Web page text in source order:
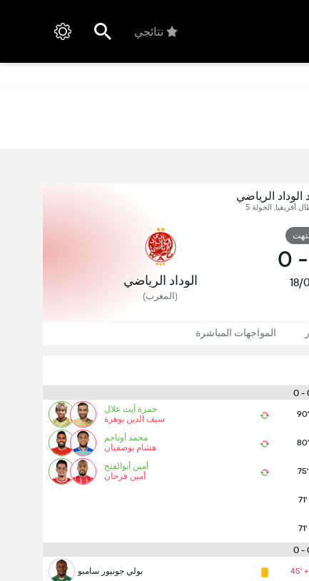
نتائجي
الرياضي
أفريقيا, الجولة 5
-
0
18/ الوداد الرياضي
(المغرب)
المواجهات المباشرة
90'
حمزة آيت علال
سيف الدين بوهرة
80'
محمد أوناجم
هشام بوصفيان
75'
أمين أبوالفتح
أمين فرحان
71'
71'
45' بولي جونيور سامبو